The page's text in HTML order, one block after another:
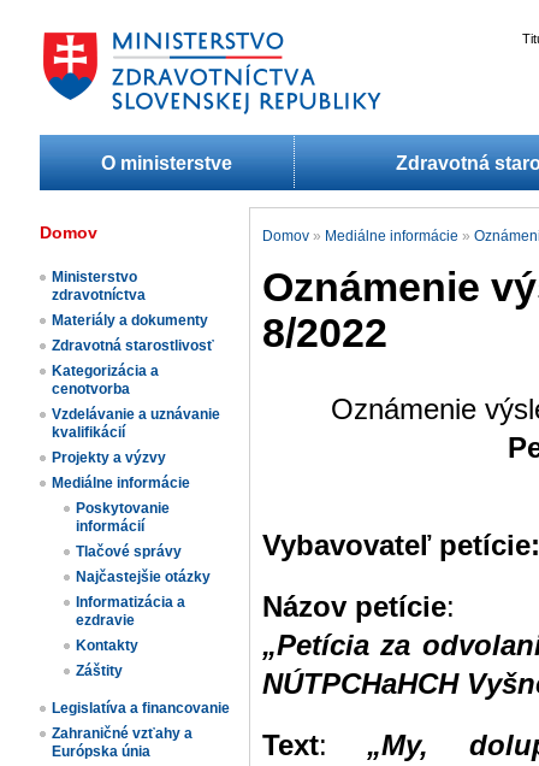
O ministerstve Zdravotná
Domov
Ministerstvo
zdravotníctva
Materiály a dokumenty
Zdravotná starostlivosť
Kategorizácia a
cenotvorba
Vzdelávanie a uznávanie
kvalifikácií
Projekty a výzvy
Mediálne informácie
Poskytovanie
informácií
Tlačové správy
Najčastejšie otázky
Informatizácia a
ezdravie
Kontakty
Záštity
Legislatíva a financovanie
Zahraničné vzťahy a
Európska únia
Domov » Mediálne informácie »
Oznámenie
8/2022
Oznámenie
Vybavovateľ
Názov petície:
„Petícia za
NÚTPCHaHCH
Text: „My,